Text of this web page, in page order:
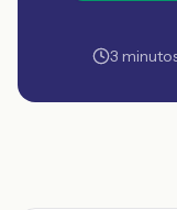
3